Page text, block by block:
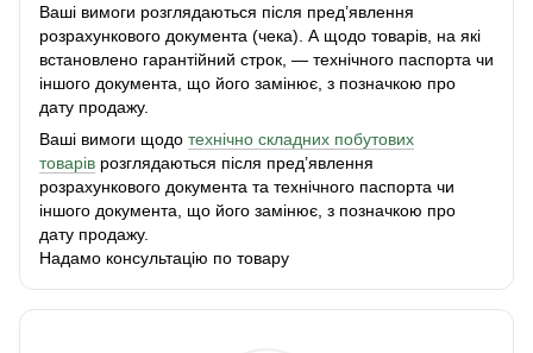
Ваші вимоги розглядаються після пред’явлення
розрахункового документа (чека). А щодо товарів, на які
встановлено гарантійний строк, — технічного паспорта чи
іншого документа, що його замінює, з позначкою про
дату продажу.
Ваші вимоги щодо технічно складних побутових
товарів розглядаються після пред’явлення
розрахункового документа та технічного паспорта чи
іншого документа, що його замінює, з позначкою про
дату продажу.
Надамо консультацію по товару